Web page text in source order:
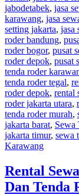
jabodetabek, jasa
karawang, jasa
setting jakarta, jasa
roder bandung,
roder bogor, pusat
roder depok, pusat
tenda roder
tenda roder tegal,
roder depok, rental
roder jakarta utara,
tenda roder murah,
jakarta barat, Sewa
jakarta timur, sewa
Karawang
Rental
Dan Tenda